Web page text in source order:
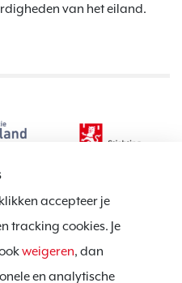
accepteer je
tracking cookies. Je
weigeren, dan
en analytische
van het eiland.